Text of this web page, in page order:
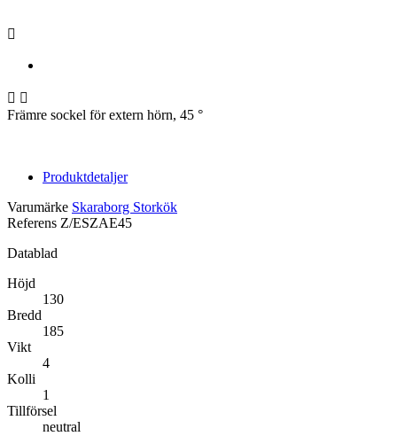

 
Främre sockel för extern hörn, 45 °
Produktdetaljer
Varumärke Skaraborg Storkök
Referens Z/ESZAE45
Datablad
Höjd
130
Bredd
185
Vikt
4
Kolli
1
Tillförsel
neutral